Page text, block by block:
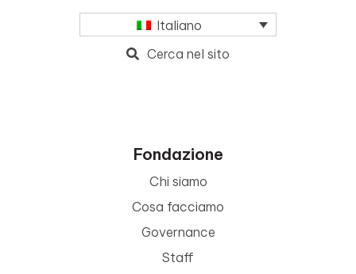
Italiano
Cerca nel sito
Fondazione
Chi siamo
Cosa facciamo
Governance
Staff